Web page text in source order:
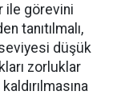
ile görevini
tanıtılmalı,
düşük
zorluklar